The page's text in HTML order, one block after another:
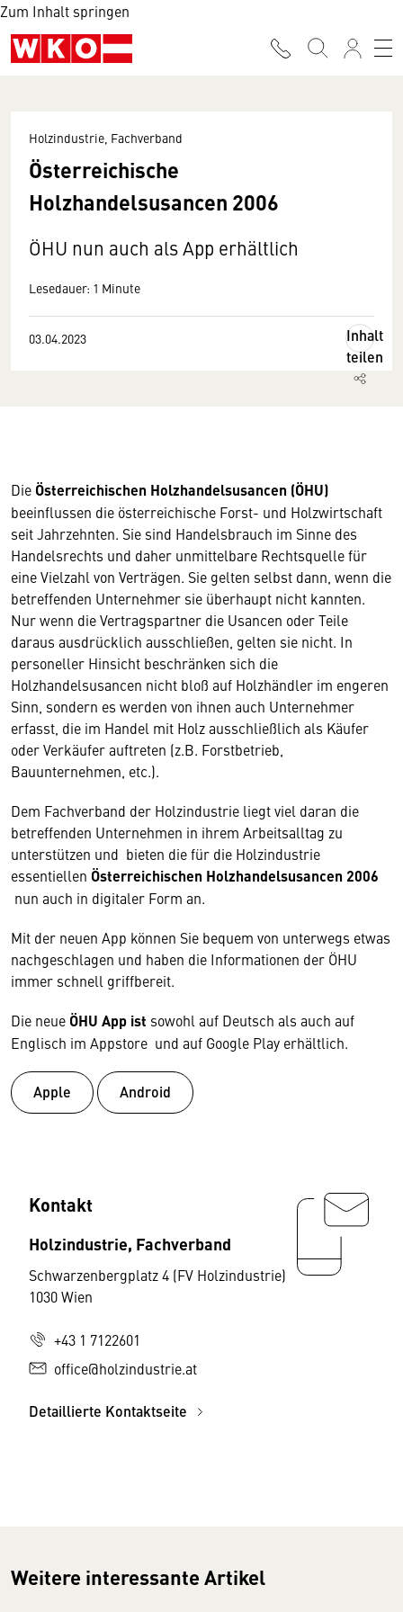
Zum Inhalt springen
Holzindustrie, Fachverband
Österreichische
Holzhandelsusancen 2006
ÖHU nun auch als App erhältlich
Lesedauer: 1 Minute
03.04.2023
Inhalt
teilen
Die Österreichischen Holzhandelsusancen (ÖHU)
beeinflussen die österreichische Forst- und Holzwirtschaft
seit Jahrzehnten. Sie sind Handelsbrauch im Sinne des
Handelsrechts und daher unmittelbare Rechtsquelle für
eine Vielzahl von Verträgen. Sie gelten selbst dann, wenn die
betreffenden Unternehmer sie überhaupt nicht kannten.
Nur wenn die Vertragspartner die Usancen oder Teile
daraus ausdrücklich ausschließen, gelten sie nicht. In
personeller Hinsicht beschränken sich die
Holzhandelsusancen nicht bloß auf Holzhändler im engeren
Sinn, sondern es werden von ihnen auch Unternehmer
erfasst, die im Handel mit Holz ausschließlich als Käufer
oder Verkäufer auftreten (z.B. Forstbetrieb,
Bauunternehmen, etc.).
Dem Fachverband der Holzindustrie liegt viel daran die
betreffenden Unternehmen in ihrem Arbeitsalltag zu
unterstützen und bieten die für die Holzindustrie
essentiellen Österreichischen Holzhandelsusancen 2006
nun auch in digitaler Form an.
Mit der neuen App können Sie bequem von unterwegs etwas
nachgeschlagen und haben die Informationen der ÖHU
immer schnell griffbereit.
Die neue ÖHU App ist sowohl auf Deutsch als auch auf
Englisch im Appstore und auf Google Play erhältlich.
Apple Android
Kontakt
Holzindustrie, Fachverband
Schwarzenbergplatz 4 (FV Holzindustrie)
1030 Wien
+43 1 7122601
office@holzindustrie.at
Detaillierte Kontaktseite
Weitere interessante Artikel